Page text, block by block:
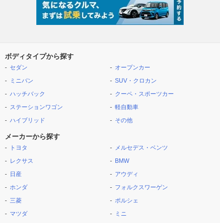
ボディタイプから探す
セダン
ミニバン
ハッチバック
ステーションワゴン
ハイブリッド
オープンカー
SUV・クロカン
クーペ・スポーツカー
軽自動車
その他
メーカーから探す
トヨタ
レクサス
日産
ホンダ
三菱
マツダ
メルセデス・ベンツ
BMW
アウディ
フォルクスワーゲン
ポルシェ
ミニ